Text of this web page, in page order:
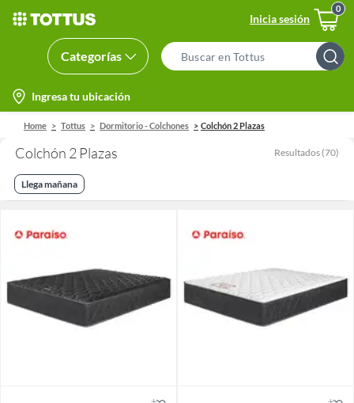
Inicia sesión
Categorías
Search
Bar
location-
icon
Ingresa tu ubicación
Home Tottus Dormitorio - Colchones Colchón 2 Plazas
Colchón 2 Plazas Resultados (70)
Llega mañana